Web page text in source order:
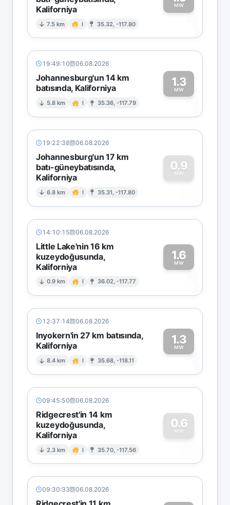
Kaliforniya
7.5 km I 35.32, -117.80
MW
1
19:49:10 06.08.2026
Johannesburg'un 14 km
batısında, Kaliforniya
5.8 km I 35.36, -117.79
1.3
MW1
19:22:38 06.08.2026
Johannesburg'un 17 km
batı-güneybatısında,
Kaliforniya
6.8 km I 35.31, -117.80
0.9
MW
0
14:10:15 06.08.2026
Little Lake'nin 16 km
kuzeydoğusunda,
Kaliforniya
0.9 km I 36.02, -117.77
1.6
MW
1
12:37:14 06.08.2026
Inyokern'in 27 km batısında,
Kaliforniya
8.4 km I 35.68, -118.11
1.3
MW1
09:45:50 06.08.2026
Ridgecrest'in 14 km
kuzeydoğusunda,
Kaliforniya
2.3 km I 35.70, -117.56
0.6
MW
0
09:30:33 06.08.2026